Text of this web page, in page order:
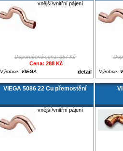
vnější/vnitřní pájení
Doporučená cena: 357 Kč
Cena: 288 Kč
detail
Výrobce: VIEGA Výrobce:
VIEGA 5086 22 Cu přemostění
vnější/vnitřní pájení